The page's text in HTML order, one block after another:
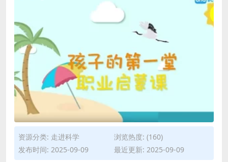
资源分类: 走进科学
浏览热度: (160)
发布时间: 2025-09-09
最近更新: 2025-09-09